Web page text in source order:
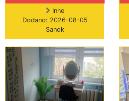
Inne
Dodano: 2026-08-05
Sanok